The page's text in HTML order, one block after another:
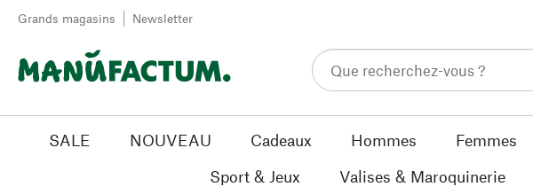
Passer au contenu
Grands magasins Newsletter
SALE NOUVEAU Cadeaux Hommes Femmes
Sport & Jeux
Valises & Maroquinerie